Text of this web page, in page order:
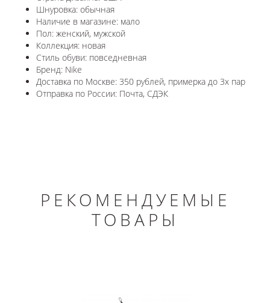
Шнуровка: обычная
Наличие в магазине: мало
Пол: женский, мужской
Коллекция: новая
Стиль обуви: повседневная
Бренд: Nike
Доставка по Москве: 350 рублей, примерка до 3х пар
Отправка по России: Почта, СДЭК
РЕКОМЕНДУЕМЫЕ
ТОВАРЫ